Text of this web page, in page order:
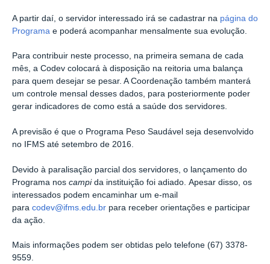
A partir daí, o servidor interessado irá se cadastrar na página do
Programa e poderá acompanhar mensalmente sua evolução.
Para contribuir neste processo, na primeira semana de cada
mês, a Codev colocará à disposição na reitoria uma balança
para quem desejar se pesar. A Coordenação também manterá
um controle mensal desses dados, para posteriormente poder
gerar indicadores de como está a saúde dos servidores.
A previsão é que o Programa Peso Saudável seja desenvolvido
no IFMS até setembro de 2016.
Devido à paralisação parcial dos servidores, o lançamento do
Programa nos campida instituição foi adiado. Apesar disso, os
interessados podem encaminhar um e-mail
para codev@ifms.edu.br para receber orientações e participar
da ação.
Mais informações podem ser obtidas pelo telefone (67) 3378-
9559.